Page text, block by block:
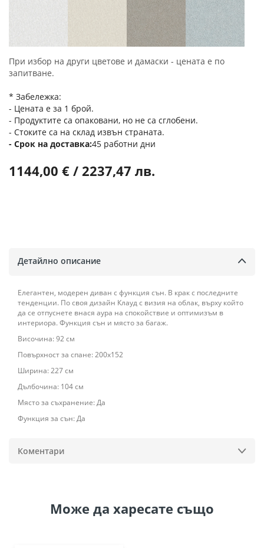
При избор на други цветове и дамаски - цената е по
запитване.
* Забележка:
- Цената е за 1 брой.
- Продуктите са опаковани, но не са сглобени.
- Стоките са на склад извън страната.
Срок на доставка 45 работни дни
1144,00 € / 2237,47 лв.
Детайлно описание
Елегантен, модерен диван с функция сън. В крак с последните
тенденции. По своя дизайн Клауд с визия на облак, върху който
да се отпуснете внася аура на спокойствие и оптимизъм в
интериора. Функция сън и място за багаж.
Височина: 92 см
Повърхност за спане: 200x152
Ширина: 227 см
Дълбочина: 104 см
Място за съхранение: Да
Функция за сън: Да
Коментари
Може да харесате също